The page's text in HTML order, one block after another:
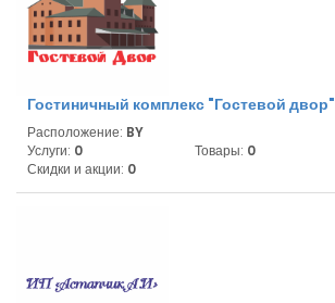
Гостиничный комплекс "Гостевой двор"
Расположение: BY
Услуги: 0 Товары: 0
Скидки и акции: 0